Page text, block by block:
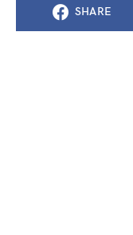
SHARE